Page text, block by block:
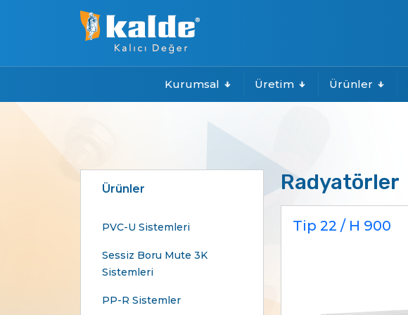
Kurumsal Üretim Ürünler
Ürünler
PVC-U Sistemleri
Sessiz Boru Mute 3K
Sistemleri
PP-R Sistemler
Radyatörler
Tip 22 / H 900